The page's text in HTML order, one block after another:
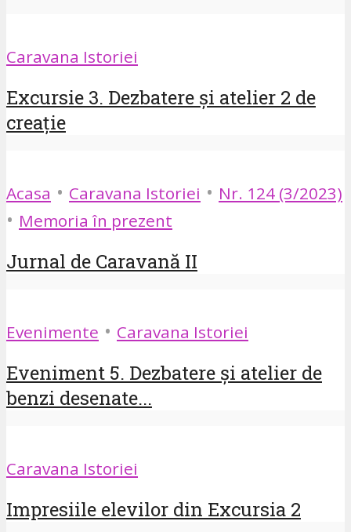
Caravana Istoriei
Excursie 3. Dezbatere și atelier 2 de
creație
Acasa • Caravana Istoriei • Nr. 124 (3/2023)
• Memoria în prezent
Jurnal de Caravană II
Evenimente • Caravana Istoriei
Eveniment 5. Dezbatere și atelier de
benzi desenate...
Caravana Istoriei
Impresiile elevilor din Excursia 2